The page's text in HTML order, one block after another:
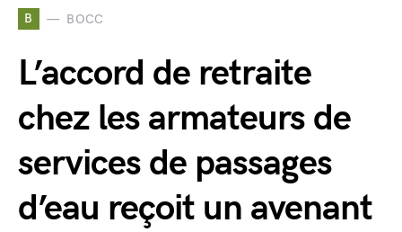
B BOCC
L’accord de retraite
chez les armateurs de
services de passages
d’eau reçoit un avenant